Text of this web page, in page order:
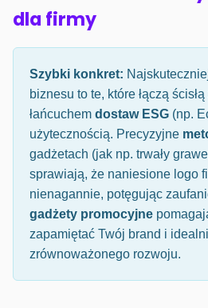
dla firmy
Szybki konkret:
biznesu to te, które łączą
łańcuchem dostaw ESG (np.
użytecznością. Precyzyjne
gadżetach (jak np. trwały
sprawiają, że naniesione logo
nienagannie, potęgując
gadżety promocyjne
zapamiętać Twój brand i
zrównoważonego rozwoju.